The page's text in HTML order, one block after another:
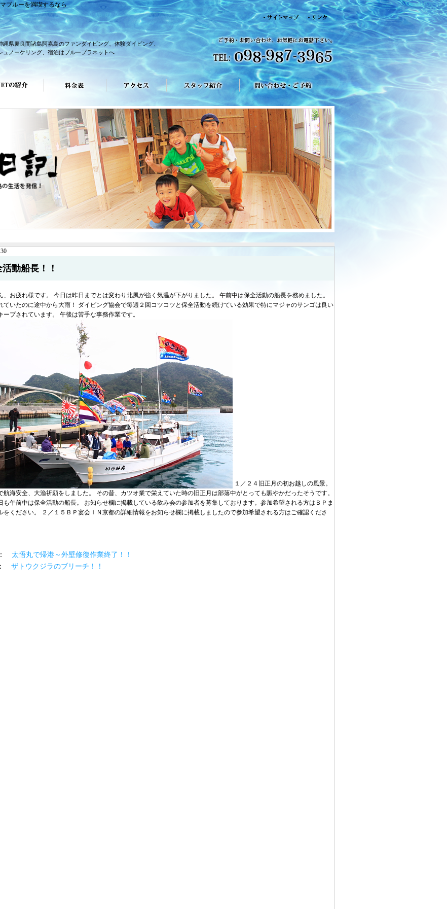
ブルーを満喫するなら
縄県慶良間諸島阿嘉島のファンダイビング、体験ダイビング、
ュノーケリング、宿泊はブループラネットへ
動船長！！
、お疲れ様です。 今日は昨日までとは変わり北風が強く気温が下がりました。 午前中は保全活動の船長を務めました。
ていたのに途中から大雨！ ダイビング協会で毎週２回コツコツと保全活動を続けている効果で特にマジャのサンゴは良い
ープされています。 午後は苦手な事務作業です。
１／２４旧正月の初お越しの風景。
航海安全、大漁祈願をしました。 その昔、カツオ業で栄えていた時の旧正月は部落中がとっても賑やかだったそうです。
も午前中は保全活動の船長。 お知らせ欄に掲載している飲み会の参加者を募集しております。参加希望される方はＢＰま
をください。 ２／１５ＢＰ宴会ＩＮ京都の詳細情報をお知らせ欄に掲載しましたので参加希望される方はご確認くださ
太悟丸で帰港～外壁修復作業終了！！
ザトウクジラのブリーチ！！